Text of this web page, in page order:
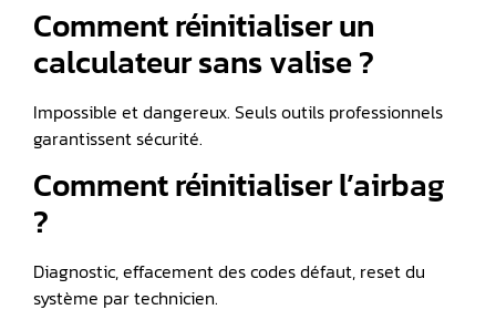
Comment réinitialiser un
calculateur sans valise ?
Impossible et dangereux. Seuls outils professionnels
garantissent sécurité.
Comment réinitialiser l’airbag
?
Diagnostic, effacement des codes défaut, reset du
système par technicien.